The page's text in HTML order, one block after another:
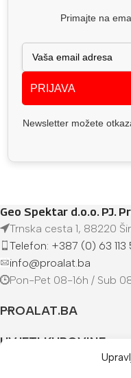
Primajte na
PRIJAVA
Newsletter možete
Geo Spektar d.o.o. PJ.
Trnska cesta 1, 88220
Telefon: +387 (0) 63 113
info@proalat.ba
Pon-Pet 08-16h / Sub
PROALAT.BA
UVJETI KUPOVINE